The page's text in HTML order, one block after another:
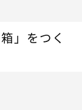
」をつく